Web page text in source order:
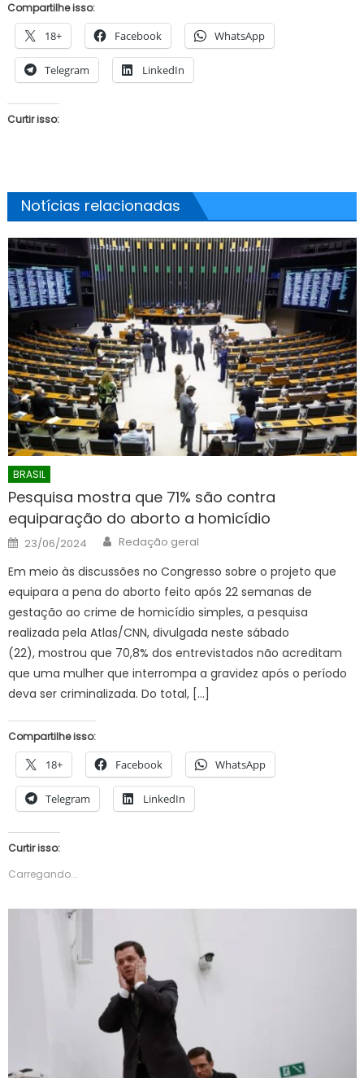
Compartilhe isso:
18+ Facebook WhatsApp
Telegram LinkedIn
Curtir isso:
Notícias relacionadas
BRASIL
Pesquisa mostra que 71% são contra
equiparação do aborto a homicídio
Posted
on
23/06/2024 Author
Redação geral
Em meio às discussões no Congresso sobre o projeto que
equipara a pena do aborto feito após 22 semanas de
gestação ao crime de homicídio simples, a pesquisa
realizada pela Atlas/CNN, divulgada neste sábado
(22), mostrou que 70,8% dos entrevistados não acreditam
que uma mulher que interrompa a gravidez após o período
deva ser criminalizada. Do total, […]
Compartilhe isso:
18+ Facebook WhatsApp
Telegram LinkedIn
Curtir isso:
Carregando...